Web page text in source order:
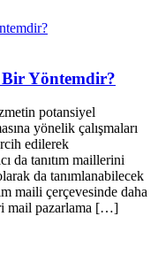
Yöntemdir?
potansiyel
yönelik çalışmaları
edilerek
da tanıtım maillerini
da tanımlanabilecek
maili çerçevesinde daha
mail pazarlama […]